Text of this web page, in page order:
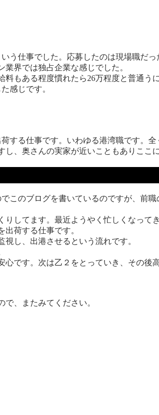
う仕事でした。応募したのは現場職だ
界では独占企業な感じでした。
もある程度慣れたら26万程度と普通う
感じです。
する仕事です。いわゆる港湾職です。
、奥さんの実家が近いこともありここ
このブログを書いているのですが、前
してます。最近ようやく忙しくなって
荷する仕事です。
し、出港させるという流れです。
です。次は乙２をとっていき、その
、またみてください。